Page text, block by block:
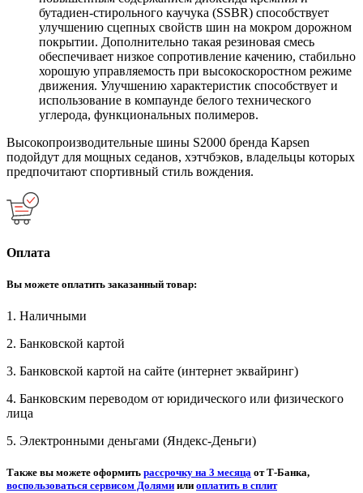
бутадиен-стирольного каучука (SSBR) способствует
улучшению сцепных свойств шин на мокром дорожном
покрытии. Дополнительно такая резиновая смесь
обеспечивает низкое сопротивление качению, стабильно
хорошую управляемость при высокоскоростном режиме
движения. Улучшению характеристик способствует и
использование в компаунде белого технического
углерода, функциональных полимеров.
Высокопроизводительные шины S2000 бренда Kapsen
подойдут для мощных седанов, хэтчбэков, владельцы которых
предпочитают спортивный стиль вождения.
Оплата
Вы можете оплатить заказанный товар:
1. Наличными
2. Банковской картой
3. Банковской картой на сайте (интернет эквайринг)
4. Банковским переводом от юридического или физического
лица
5. Электронными деньгами (Яндекс-Деньги)
Также вы можете оформить рассрочку на 3 месяца от Т-Банка,
воспользоваться сервисом Долями или оплатить в сплит